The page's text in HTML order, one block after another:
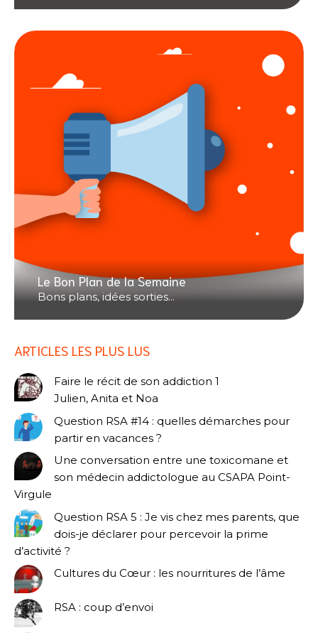
Le Bon Plan de la Semaine
Bons plans, idées sorties...
ARTICLES LES PLUS LUS
Faire le récit de son addiction 1
Julien, Anita et Noa
Question RSA #14 : quelles démarches pour
partir en vacances ?
Une conversation entre une toxicomane et
son médecin addictologue au CSAPA Point-
Virgule
Question RSA 5 : Je vis chez mes parents, que
dois-je déclarer pour percevoir la prime
d’activité ?
Cultures du Cœur : les nourritures de l’âme
RSA : coup d’envoi